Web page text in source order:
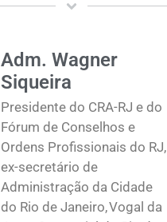
Adm. Wagner
Siqueira
Presidente do CRA-RJ e do
Fórum de Conselhos e
Ordens Profissionais do RJ,
ex-secretário de
Administração da Cidade
do Rio de Janeiro, Vogal da